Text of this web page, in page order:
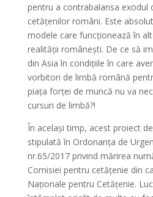
pentru a contrabalansa exodul
cetățenilor români. Este
modele care funcționează în
realității românești. De ce să
din Asia în condițiile în care
vorbitori de limbă română
piața forței de muncă nu va
cursuri de limbă?!
În același timp, acest proiect
stipulată în Ordonanța de
nr.65/2017 privind mărirea
Comisiei pentru cetățenie din
Naționale pentru Cetățenie.